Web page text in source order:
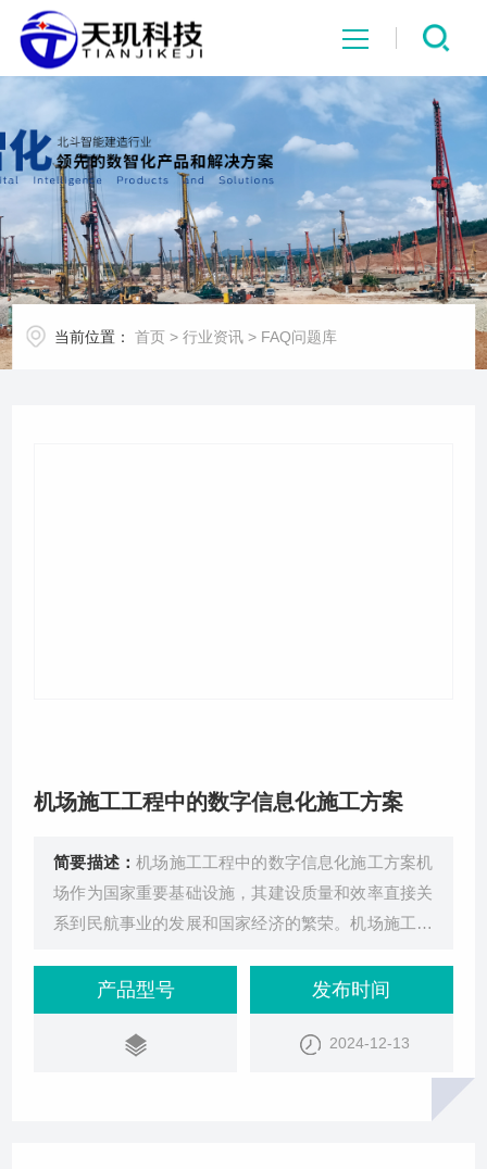
网站首页
系统中心
解决方案
项目案例
当前位置： 首页 >行业资讯 > FAQ问题库
机场施工工程中的数字信息化施工方案
简要描述：机场施工工程中的数字信息化施工方案机
场作为国家重要基础设施，其建设质量和效率直接关
系到民航事业的发展和国家经济的繁荣。机场施工工
整、土方填筑、水稳铺装、沥青铺装等多个环节，每
一步骤都有严格的施工规范。然而，在实际操作中，
由于管理疏忽、工艺复杂等原因，这些环节往往是质
量问题的多发区。为了提升机场施工质量和效率，我
产品型号 发布时间
2024-12-13